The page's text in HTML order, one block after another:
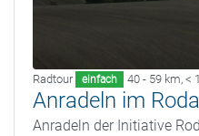
Radtour einfach 40 - 59 km, <
Anradeln im
Anradeln der Initiative